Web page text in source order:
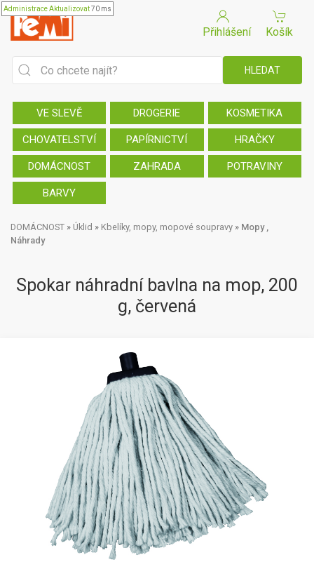
AdministraceAktualizovat70 ms
Přihlášení Košík
VE SLEVĚ DROGERIE KOSMETIKA
CHOVATELSTVÍ PAPÍRNICTVÍ HRAČKY
DOMÁCNOST ZAHRADA POTRAVINY
BARVY
DOMÁCNOST » Úklid » Kbelíky, mopy, mopové soupravy » Mopy ,
Náhrady
Spokar náhradní bavlna na mop, 200
g, červená